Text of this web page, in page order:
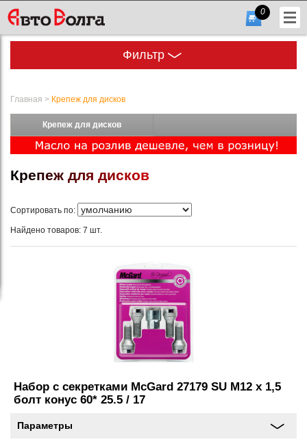
+7
(831)
432-
56-
56
сервисное обслуживание
Шины и диски
0
Фильтр
Главная > Крепеж для дисков
Крепеж для дисков
Крепеж для дисков
Сортировать по:
Найдено товаров: 7 шт.
Набор с секретками McGard 27179 SU M12 x 1,5
болт конус 60* 25.5 / 17
Параметры